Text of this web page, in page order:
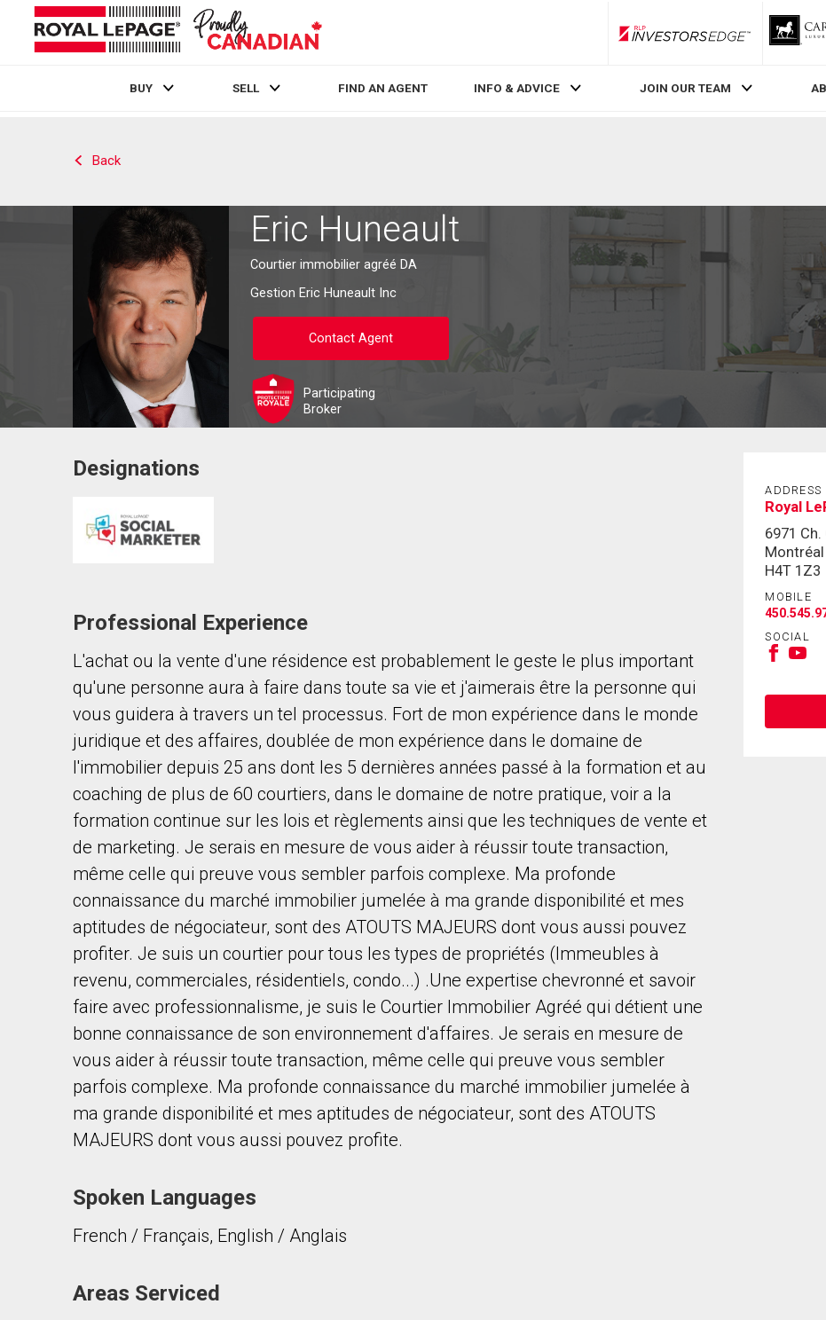
RLP InvestorsEdge
BUY SELL FIND AN AGENT INFO & ADVICE JOIN OUR TEAM
Back
Eric Huneault
Courtier immobilier agréé DA
Gestion Eric Huneault Inc
Contact Agent
Participating
Broker
First
and
Phone
Message
By clicking the submit button you are agreeing to our terms of use and giving us expressed written consent to contact you.
Designations
Professional Experience
L'achat ou la vente d'une résidence est probablement le geste le plus important
qu'une personne aura à faire dans toute sa vie et j'aimerais être la personne qui
vous guidera à travers un tel processus. Fort de mon expérience dans le monde
juridique et des affaires, doublée de mon expérience dans le domaine de
l'immobilier depuis 25 ans dont les 5 dernières années passé à la formation et au
coaching de plus de 60 courtiers, dans le domaine de notre pratique, voir a la
formation continue sur les lois et règlements ainsi que les techniques de vente et
de marketing. Je serais en mesure de vous aider à réussir toute transaction,
même celle qui preuve vous sembler parfois complexe. Ma profonde
connaissance du marché immobilier jumelée à ma grande disponibilité et mes
aptitudes de négociateur, sont des ATOUTS MAJEURS dont vous aussi pouvez
profiter. Je suis un courtier pour tous les types de propriétés (Immeubles à
revenu, commerciales, résidentiels, condo...) .Une expertise chevronné et savoir
faire avec professionnalisme, je suis le Courtier Immobilier Agréé qui détient une
bonne connaissance de son environnement d'affaires. Je serais en mesure de
vous aider à réussir toute transaction, même celle qui preuve vous sembler
parfois complexe. Ma profonde connaissance du marché immobilier jumelée à
ma grande disponibilité et mes aptitudes de négociateur, sont des ATOUTS
MAJEURS dont vous aussi pouvez profite.
Spoken Languages
French / Français, English / Anglais
Areas Serviced
ADDRESS
Royal
6971
H4T 1Z3
MOBILE
SOCIAL